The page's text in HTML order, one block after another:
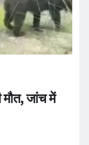
मौत, जांच में